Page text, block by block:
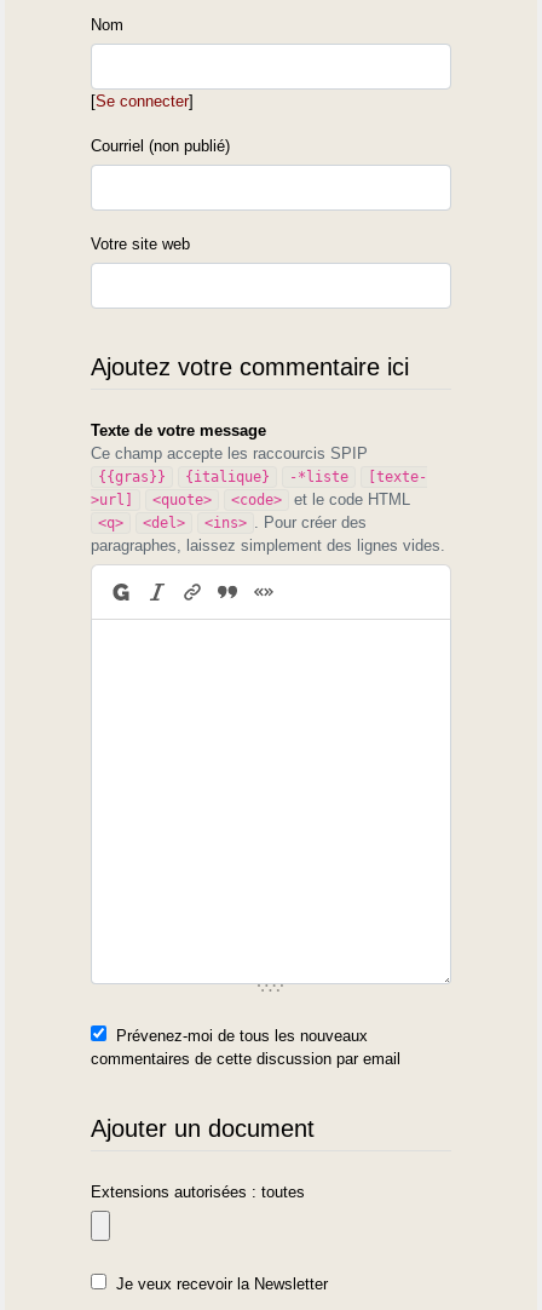
Nom
[Se connecter]
Courriel (non publié)
Votre site web
Ajoutez votre commentaire ici
Texte de votre message
Ce champ accepte les raccourcis SPIP
{{gras}} {italique} -*liste
[texte-
>url]
<quote> <code> et le code HTML
<q> <del> <ins>
. Pour créer des
paragraphes, laissez simplement des lignes vides.
Prévenez-moi de tous les nouveaux
commentaires de cette discussion par email
Ajouter un document
Extensions autorisées : toutes
Je veux recevoir la Newsletter